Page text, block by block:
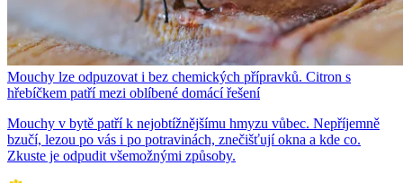
Mouchy lze odpuzovat i bez chemických přípravků. Citron s
hřebíčkem patří mezi oblíbené domácí řešení
Mouchy v bytě patří k nejobtížnějšímu hmyzu vůbec. Nepříjemně
bzučí, lezou po vás i po potravinách, znečišťují okna a kde co.
Zkuste je odpudit všemožnými způsoby.